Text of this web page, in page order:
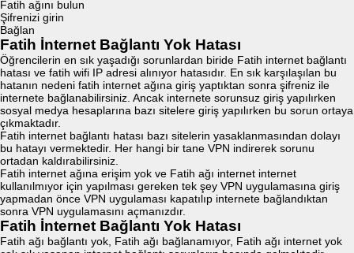
Fatih ağını bulun
Şifrenizi girin
Bağlan
Fatih İnternet Bağlantı Yok Hatası
Öğrencilerin en sık yaşadığı sorunlardan biride Fatih internet bağlantı
hatası ve fatih wifi IP adresi alınıyor hatasıdır. En sık karşılaşılan bu
hatanın nedeni fatih internet ağına giriş yaptıktan sonra şifreniz ile
internete bağlanabilirsiniz. Ancak internete sorunsuz giriş yapılırken
sosyal medya hesaplarına bazı sitelere giriş yapılırken bu sorun ortaya
çıkmaktadır.
Fatih internet bağlantı hatası bazı sitelerin yasaklanmasından dolayı
bu hatayı vermektedir. Her hangi bir tane VPN indirerek sorunu
ortadan kaldırabilirsiniz.
Fatih internet ağına erişim yok ve Fatih ağı internet internet
kullanılmıyor için yapılması gereken tek şey VPN uygulamasına giriş
yapmadan önce VPN uygulaması kapatılıp internete bağlandıktan
sonra VPN uygulamasını açmanızdır.
Fatih İnternet Bağlantı Yok Hatası
Fatih ağı bağlantı yok, Fatih ağı bağlanamıyor, Fatih ağı internet yok